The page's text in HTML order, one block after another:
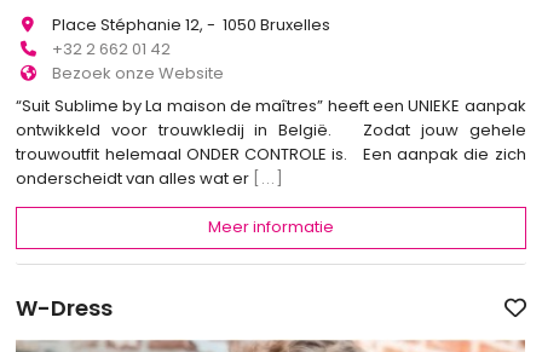
Place Stéphanie 12, - 1050 Bruxelles
+32 2 662 01 42
Bezoek onze Website
“Suit Sublime by La maison de maîtres” heeft een UNIEKE aanpak
ontwikkeld voor trouwkledij in België. Zodat jouw gehele
trouwoutfit helemaal ONDER CONTROLE is. Een aanpak die zich
onderscheidt van alles wat er [...]
Meer informatie
W-Dress